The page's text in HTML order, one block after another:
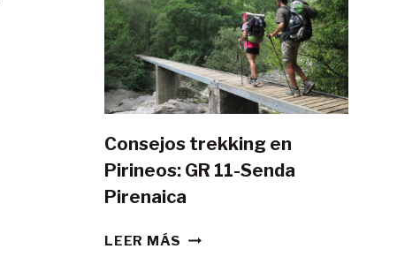
GR11
CON
TIENDA
DE
CAMPAÑA?
Consejos trekking en
Pirineos: GR 11-Senda
Pirenaica
LEER MÁS CONSEJOS